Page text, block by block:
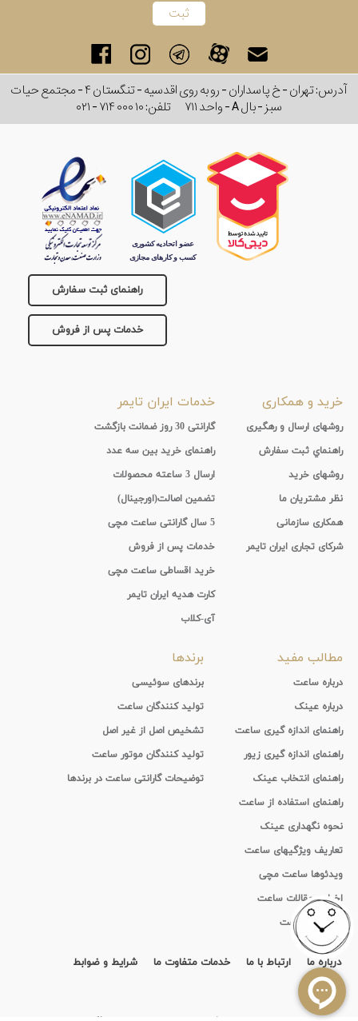
آدرس: تهران - خ پاسداران - رو به روی اقدسیه - تنگستان ۴ - مجتمع حیات
سبز - بال A - واحد ۷۱۱
تلفن:۰۲۱ - ۷۱۴ ۰۰۰ ۱۰
راهنمای ثبت سفارش
خدمات پس از فروش
خرید و همکاری
روشهای ارسال و رهگیری
راهنماي ثبت سفارش
روشهای خرید
نظر مشتریان ما
همکاری سازمانی
شرکای تجاری ایران تایمر
خدمات ایران تایمر
گارانتی 30 روز ضمانت بازگشت
راهنمای خرید بین سه عدد
ارسال 3 ساعته محصولات
تضمین اصالت(اورجینال)
5 سال گارانتی ساعت مچی
خدمات پس از فروش
خرید اقساطی ساعت مچی
کارت هدیه ایران تایمر
آی-کلاب
مطالب مفید
درباره ساعت
درباره عینک
راهنمای اندازه گیری ساعت
راهنمای اندازه گیری زیور
راهنمای انتخاب عینک
راهنمای استفاده از ساعت
نحوه نگهداری عینک
تعاریف ویژگیهای ساعت
ویدئوها ساعت مچی
اخبار و مقالات ساعت
تاریخچه ساعت
برندها
برندهای سوئیسی
تولید کنندگان ساعت
تشخیص اصل از غیر اصل
تولید کنندگان موتور ساعت
توضیحات گارانتی ساعت در برندها
درباره ما ارتباط با ما خدمات متفاوت ما
شرایط و ضوابط
قرارداد